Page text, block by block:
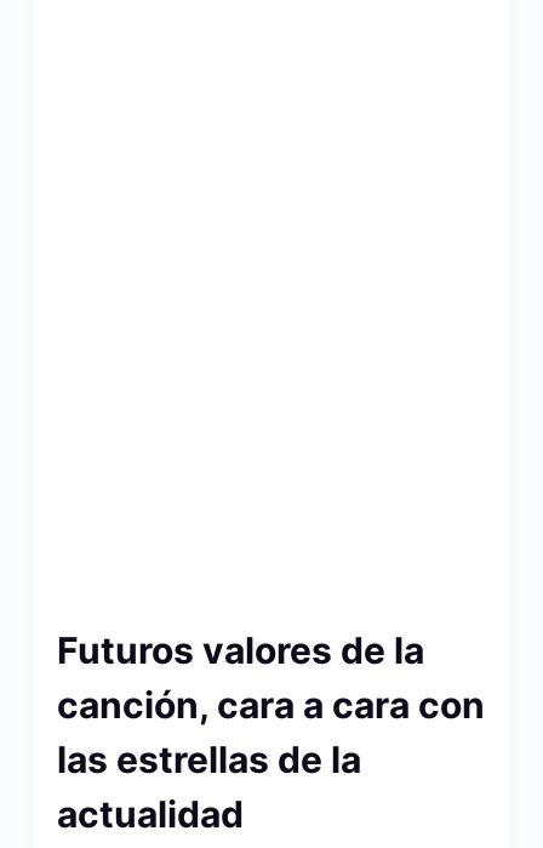
Futuros valores de la
canción, cara a cara con
las estrellas de la
actualidad